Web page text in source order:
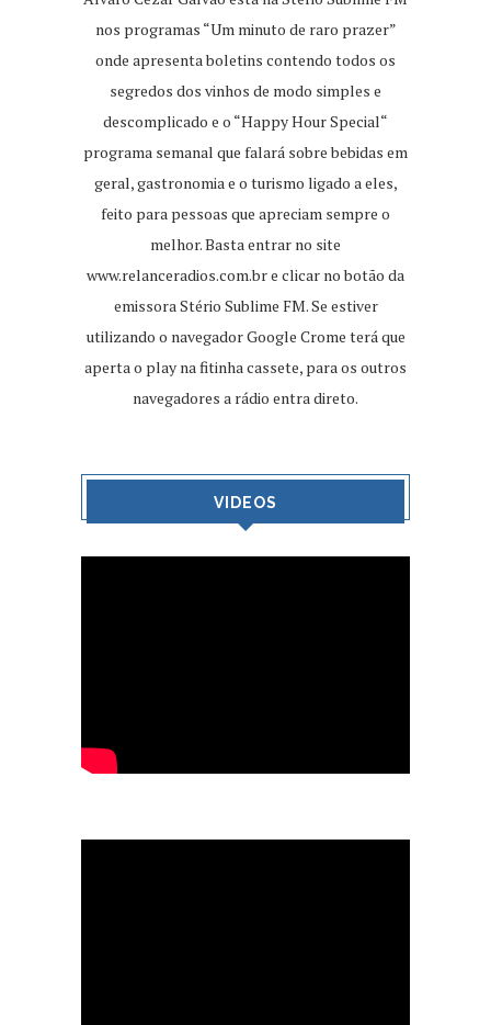
nos programas “Um minuto de raro prazer”
onde apresenta boletins contendo todos os
segredos dos vinhos de modo simples e
descomplicado e o “Happy Hour Special“
programa semanal que falará sobre bebidas em
geral, gastronomia e o turismo ligado a eles,
feito para pessoas que apreciam sempre o
melhor. Basta entrar no site
www.relanceradios.com.bre clicar no botão da
emissora Stério Sublime FM. Se estiver
utilizando o navegador Google Crome terá que
aperta o play na fitinha cassete, para os outros
navegadores a rádio entra direto.
VIDEOS